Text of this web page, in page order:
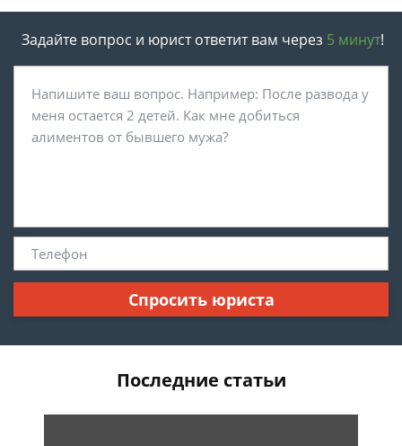
Задайте вопрос и юрист ответит вам через 5 минут!
Спросить юриста
Последние статьи